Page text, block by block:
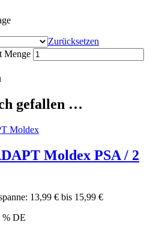
Zurücksetzen
Menge
gefallen …
Moldex PSA / 2
13,99 € bis 15,99 €
% DE